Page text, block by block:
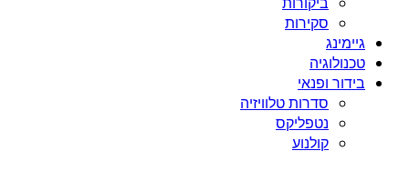
סקירות
גיימינג
טכנולוגיה
בידור ופנאי
סדרות טלוויזיה
נטפליקס
קולנוע